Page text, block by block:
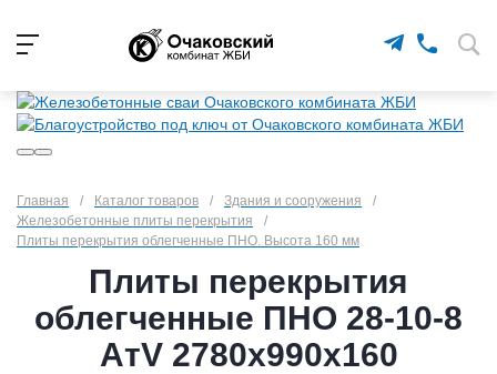
Главная / Каталог товаров / Здания и сооружения
/
Железобетонные плиты перекрытия
/
Плиты перекрытия облегченные ПНО. Высота 160 мм
Плиты перекрытия
облегченные ПНО 28-10-8
АтV 2780х990х160